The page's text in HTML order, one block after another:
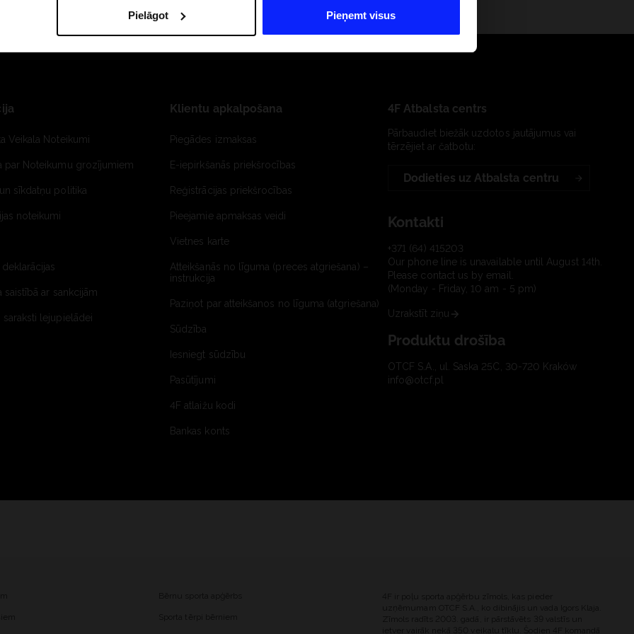
Pielāgot Pieņemt visus
Veikala Noteikumi
par Noteikumu grozījumiem
sīkdatņu politika
noteikumi
saistībā ar sankcijām
saraksti lejupielādei
Klientu apkalpošana
Piegādes izmaksas
E-iepirkšanās priekšrocības
Reģistrācijas priekšrocības
Pieejamie apmaksas veidi
Vietnes karte
Atteikšanās no līguma (preces atgriešana) –
instrukcija
Paziņot par atteikšanos no līguma (atgriešana)
Sūdzība
Iesniegt sūdzību
Pasūtījumi
4F atlaižu kodi
Bankas konts
4F Atbalsta centrs
Pārbaudiet biežāk uzdotos jautājumus vai
tērzējiet ar čatbotu:
Dodieties uz Atbalsta centru
Kontakti
+371 (64) 415203
Our phone line is unavailable until August 14th.
Please contact us by email.
(Monday - Friday, 10 am - 5 pm)
Uzrakstīt ziņu
Produktu drošība
OTCF S.A., ul. Saska 25C, 30-720 Kraków
info@otcf.pl